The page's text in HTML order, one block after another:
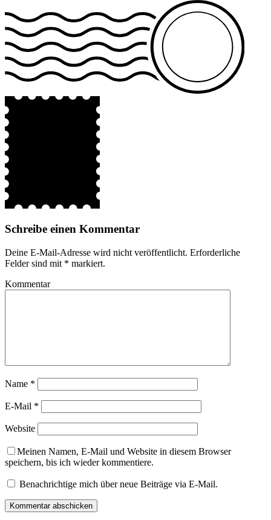
Schreibe einen Kommentar
Deine E-Mail-Adresse wird nicht veröffentlicht. Erforderliche
Felder sind mit * markiert.
Kommentar
Name *
E-Mail *
Website
Meinen Namen, E-Mail und Website in diesem Browser
speichern, bis ich wieder kommentiere.
Benachrichtige mich über neue Beiträge via E-Mail.